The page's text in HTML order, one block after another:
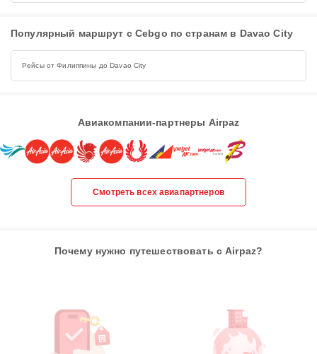
Популярный маршрут с Cebgo по странам в Davao City
Рейсы от Филиппины до Davao City
Авиакомпании-партнеры Airpaz
Смотреть всех авиапартнеров
Почему нужно путешествовать с Airpaz?